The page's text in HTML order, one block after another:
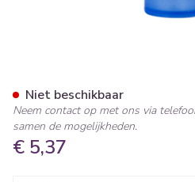
€ 5,37
Niet beschikbaar
Neem contact op met ons via
samen de mogelijkheden.